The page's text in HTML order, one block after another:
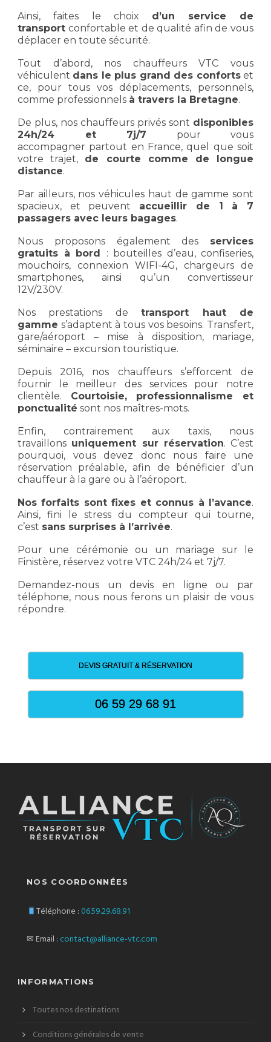
Ainsi, faites le choix d’un
service de
transport confortable et de qualité afin de vous
déplacer en toute sécurité.
Tout d’abord, nos chauffeurs VTC vous
véhiculent dans le plus grand des confortset
ce, pour tous vos déplacements, personnels,
comme professionnels à travers la Bretagne.
De plus, nos chauffeurs privés sont disponibles
24h/24 et 7j/7 pour vous
accompagner partout en France, quel que soit
votre trajet, de courte comme de longue
distance.
Par ailleurs, nos véhicules haut de gamme sont
spacieux, et peuvent accueillir de 1 à 7
passagers avec leurs bagages.
Nous proposons également des services
gratuits à bord : bouteilles d’eau, confiseries,
mouchoirs, connexion WIFI-4G, chargeurs de
smartphones, ainsi qu’un convertisseur
12V/230V.
Nos prestations detransport haut de
gamme s’adaptent à tous vos besoins. Transfert,
gare/aéroport – mise à disposition, mariage,
séminaire – excursion touristique.
Depuis 2016, nos chauffeurs s’efforcent de
fournir le meilleur des services pour notre
clientèle. Courtoisie, professionnalisme et
ponctualité sont nos maîtres-mots.
Enfin, contrairement aux taxis, nous
travaillons uniquement sur réservation. C’est
pourquoi, vous devez donc nous faire une
réservation préalable, afin de bénéficier d’un
chauffeur à la gare ou à l’aéroport.
Nos forfaits sont fixes et connus à l’avance.
Ainsi, fini le stress du compteur qui tourne,
c’est sans surprises à l’arrivée.
Pour une cérémonie ou un mariage sur le
Finistère, réservez votre VTC 24h/24 et 7j/7.
Demandez-nous un devis en ligne ou par
téléphone, nous nous ferons un plaisir de vous
répondre.
DEVIS GRATUIT & RÉSERVATION
06 59 29 68 91
NOS COORDONNÉES
Téléphone : 06.59.29.68.91
✉ Email : contact@alliance-vtc.com
INFORMATIONS
Toutes nos destinations
Conditions générales de vente